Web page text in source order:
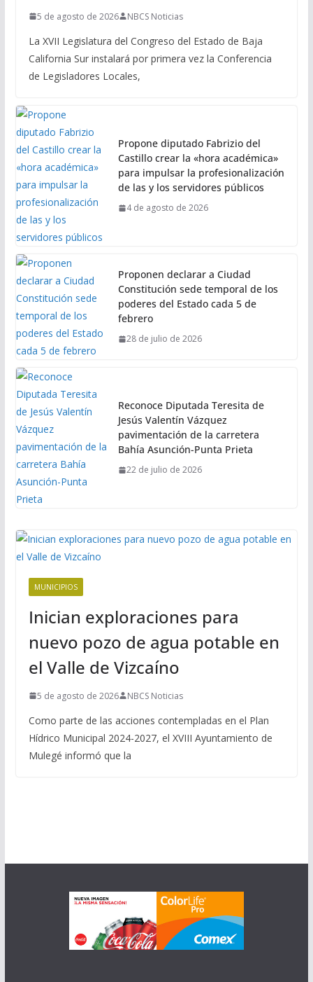
5 de agosto de 2026 NBCS Noticias
La XVII Legislatura del Congreso del Estado de Baja
California Sur instalará por primera vez la Conferencia
de Legisladores Locales,
Propone diputado Fabrizio del
Castillo crear la «hora académica»
para impulsar la profesionalización
de las y los servidores públicos
4 de agosto de 2026
Proponen declarar a Ciudad
Constitución sede temporal de los
poderes del Estado cada 5 de
febrero
28 de julio de 2026
Reconoce Diputada Teresita de
Jesús Valentín Vázquez
pavimentación de la carretera
Bahía Asunción-Punta Prieta
22 de julio de 2026
MUNICIPIOS
Inician exploraciones para
nuevo pozo de agua potable en
el Valle de Vizcaíno
5 de agosto de 2026 NBCS Noticias
Como parte de las acciones contempladas en el Plan
Hídrico Municipal 2024-2027, el XVIII Ayuntamiento de
Mulegé informó que la